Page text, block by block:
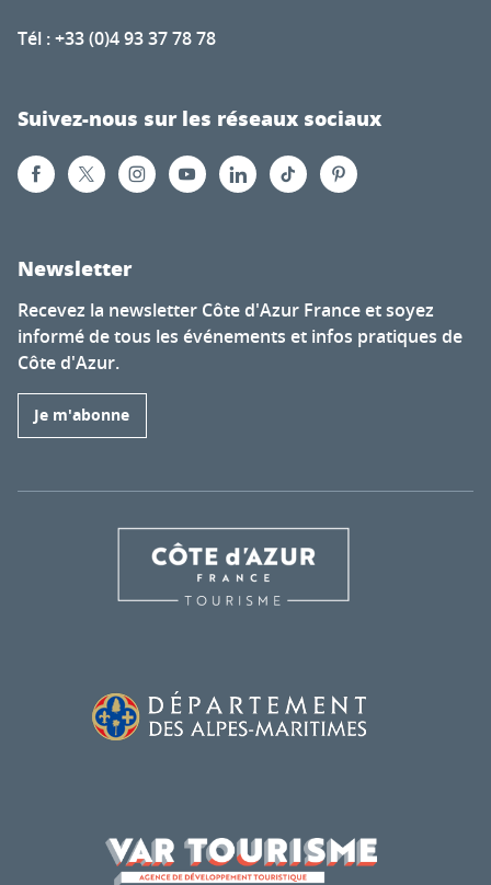
Tél : +33 (0)4 93 37 78 78
Suivez-nous sur les réseaux sociaux
Newsletter
Recevez la newsletter Côte d'Azur France et soyez
informé de tous les événements et infos pratiques de
Côte d'Azur.
Je m'abonne